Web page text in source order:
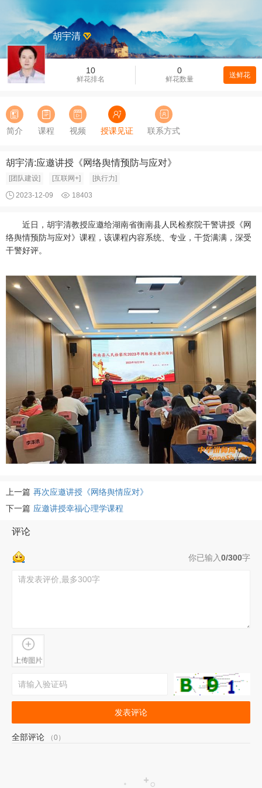
10
鲜花排名
0
鲜花数量 送鲜花
胡宇清
简介 课程 视频 授课见证 联系方式
胡宇清:应邀讲授《网络舆情预防与应对》
[团队建设] [互联网+] [执行力]
2023-12-09 18403
近日，胡宇清教授应邀给湖南省衡南县人民检察院干警讲授《网
络舆情预防与应对》课程，该课程内容系统、专业，干货满满，深受
干警好评。
上一篇 再次应邀讲授《网络舆情应对》
下一篇 应邀讲授幸福心理学课程
评论
你已输入0/300字
发表评论
全部评论 （0）